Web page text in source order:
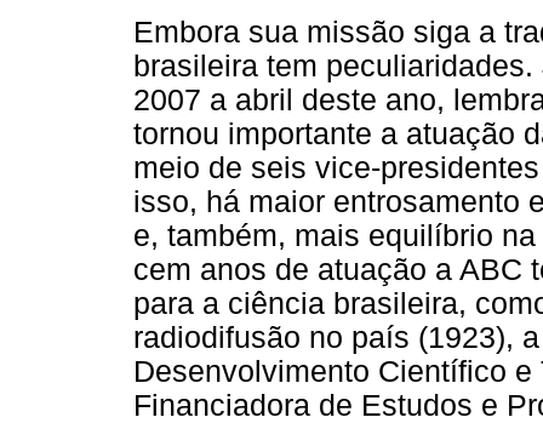
Embora sua missão siga a
brasileira tem
2007 a abril deste ano,
tornou importante a atuação
meio de seis vice-
isso, há maior entrosamento
e, também, mais equilíbrio
cem anos de atuação a ABC
para a ciência brasileira,
radiodifusão no país (1923),
Desenvolvimento Científico
Financiadora de Estudos e